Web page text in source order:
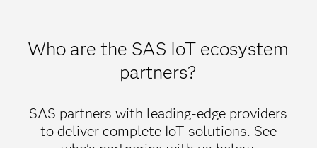
Who are the SAS IoT ecosystem
partners?
SAS partners with leading-edge providers
to deliver complete IoT solutions. See